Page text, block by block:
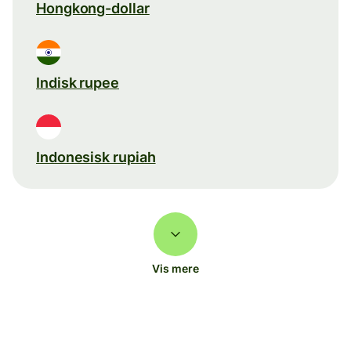
Hongkong-dollar
Indisk rupee
Indonesisk rupiah
Vis mere